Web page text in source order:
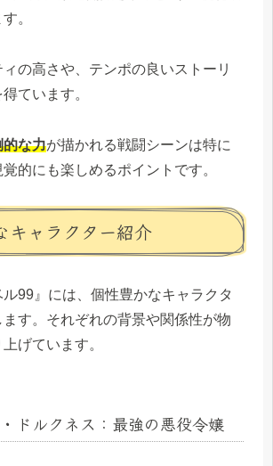
。
の高さや、テンポの良いストーリ
ています。
的な力が描かれる戦闘シーンは特に
的にも楽しめるポイントです。
キャラクター紹介
ル99』には、個性豊かなキャラクタ
す。それぞれの背景や関係性が物
げています。
ドルクネス：最強の悪役令嬢